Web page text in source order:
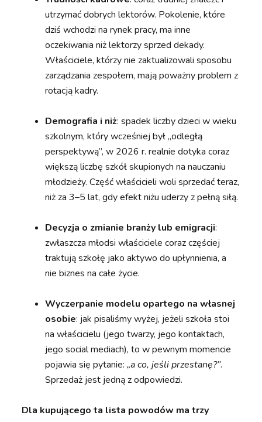
utrzymać dobrych lektorów. Pokolenie, które
dziś wchodzi na rynek pracy, ma inne
oczekiwania niż lektorzy sprzed dekady.
Właściciele, którzy nie zaktualizowali sposobu
zarządzania zespołem, mają poważny problem z
rotacją kadry.
Demografia i niż: spadek liczby dzieci w wieku
szkolnym, który wcześniej był „odległą
perspektywą”, w 2026 r. realnie dotyka coraz
większą liczbę szkół skupionych na nauczaniu
młodzieży. Część właścicieli woli sprzedać teraz,
niż za 3–5 lat, gdy efekt niżu uderzy z pełną siłą.
Decyzja o zmianie branży lub emigracji:
zwłaszcza młodsi właściciele coraz częściej
traktują szkołę jako aktywo do upłynnienia, a
nie biznes na całe życie.
Wyczerpanie modelu opartego na własnej
osobie: jak pisaliśmy wyżej, jeżeli szkoła stoi
na właścicielu (jego twarzy, jego kontaktach,
jego social mediach), to w pewnym momencie
pojawia się pytanie:„a co, jeśli przestanę?”.
Sprzedaż jest jedną z odpowiedzi.
Dla kupującego ta lista powodów ma trzy